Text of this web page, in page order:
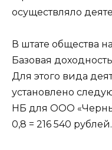
осуществляло
В штате общества
Базовая
Для этого вида
установлено
НБ для ООО
0,8 = 216 540 рублей.